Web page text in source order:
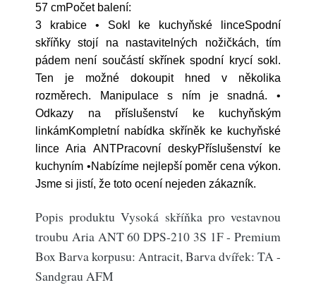
57 cmPočet balení:
3 krabice • Sokl ke kuchyňské linceSpodní
skříňky stojí na nastavitelných nožičkách, tím
pádem není součástí skřínek spodní krycí sokl.
Ten je možné dokoupit hned v několika
rozměrech. Manipulace s ním je snadná. •
Odkazy na příslušenství ke kuchyňským
linkámKompletní nabídka skříněk ke kuchyňské
lince Aria ANTPracovní deskyPříslušenství ke
kuchyním •Nabízíme nejlepší poměr cena výkon.
Jsme si jistí, že toto ocení nejeden zákazník.
Popis produktu Vysoká skříňka pro vestavnou
troubu Aria ANT 60 DPS-210 3S 1F - Premium
Box Barva korpusu: Antracit, Barva dvířek: TA -
Sandgrau AFM